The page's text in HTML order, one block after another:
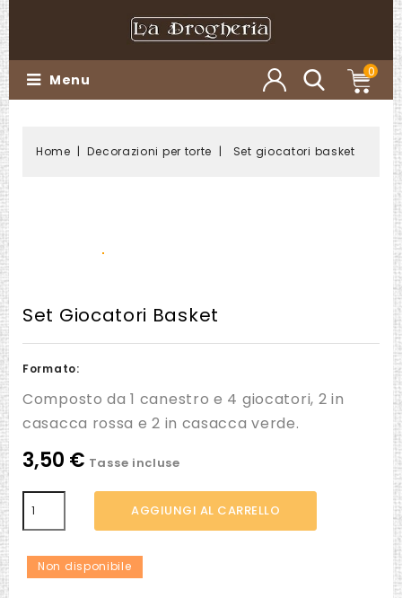
0
Menu
Home Decorazioni per torte Set giocatori basket
Set Giocatori Basket
Formato:
Composto da 1 canestro e 4 giocatori, 2 in
casacca rossa e 2 in casacca verde.
3,50 € Tasse incluse
AGGIUNGI AL CARRELLO
Non disponibile